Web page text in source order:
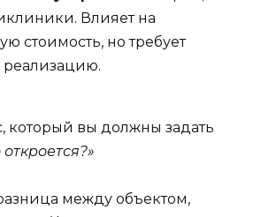
Влияет на
стоимость, но требует
который вы должны задать
откроется?»
между объектом,